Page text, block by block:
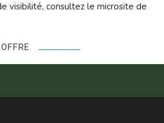
visibilité, consultez le microsite de